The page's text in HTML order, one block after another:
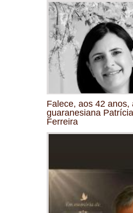
Falece, aos 42 anos,
guaranesiana
Ferreira